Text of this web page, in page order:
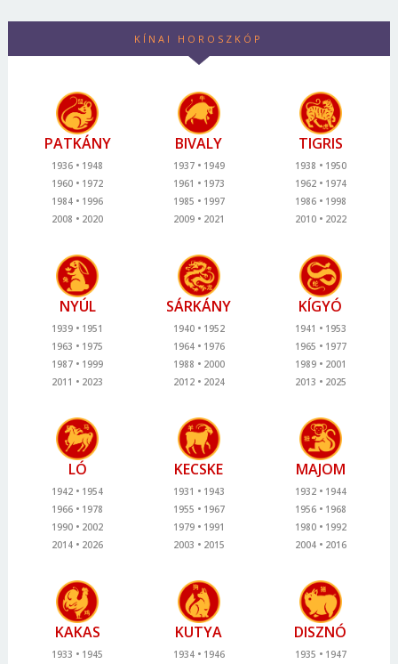
KÍNAI HOROSZKÓP
PATKÁNY
1936
1948
1960
1972
1984
1996
2008
2020
BIVALY
1937
1949
1961
1973
1985
1997
2009
2021
TIGRIS
1938
1950
1962
1974
1986
1998
2010
2022
NYÚL
1939
1951
1963
1975
1987
1999
2011
2023
SÁRKÁNY
1940
1952
1964
1976
1988
2000
2012
2024
KÍGYÓ
1941
1953
1965
1977
1989
2001
2013
2025
LÓ
1942
1954
1966
1978
1990
2002
2014
2026
KECSKE
1931
1943
1955
1967
1979
1991
2003
2015
MAJOM
1932
1944
1956
1968
1980
1992
2004
2016
KAKAS
1933
1945
KUTYA
1934
1946
DISZNÓ
1935
1947